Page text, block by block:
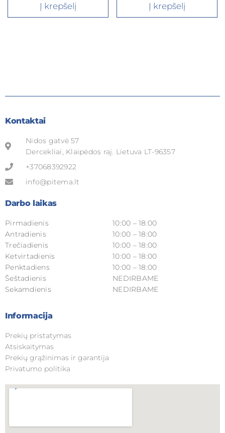
Į krepšelį Į krepšelį
Kontaktai
Nidos gatvė 57
Dercekliai, Klaipėdos raj. Lietuva LT-96357
+37068392922
info@pitema.lt
Darbo laikas
Pirmadienis
Antradienis
Trečiadienis
Ketvirtadienis
Penktadiens
Šeštadienis
Sekamdienis
10:00 – 18:00
10:00 – 18:00
10:00 – 18:00
10:00 – 18:00
10:00 – 18:00
NEDIRBAME
NEDIRBAME
Informacija
Prekių pristatymas
Atsiskaitymas
Prekių grąžinimas ir garantija
Privatumo politika